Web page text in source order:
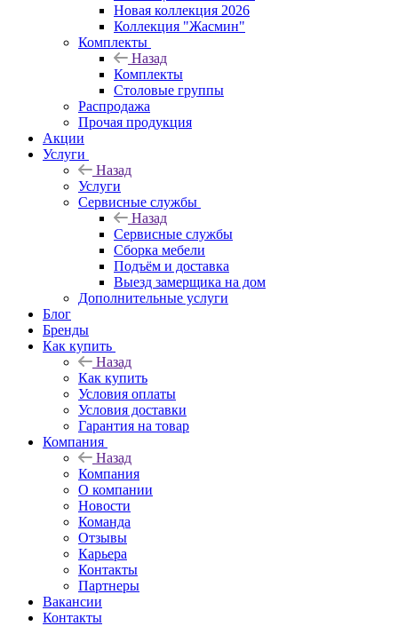
Новая коллекция 2026
Коллекция "Жасмин"
Комплекты
Назад
Комплекты
Столовые группы
Распродажа
Прочая продукция
Акции
Услуги
Назад
Услуги
Сервисные службы
Назад
Сервисные службы
Сборка мебели
Подъём и доставка
Выезд замерщика на дом
Дополнительные услуги
Блог
Бренды
Как купить
Назад
Как купить
Условия оплаты
Условия доставки
Гарантия на товар
Компания
Назад
Компания
О компании
Новости
Команда
Отзывы
Карьера
Контакты
Партнеры
Вакансии
Контакты